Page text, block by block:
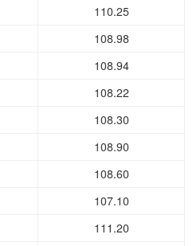
110.25
108.98
108.94
108.22
108.30
108.90
108.60
107.10
111.20